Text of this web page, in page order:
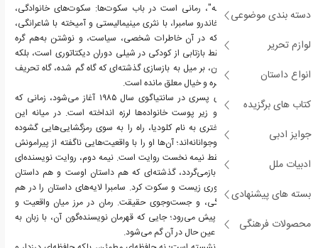
دسته بندی موضوعی
لوازم تحریر
انواع داستان
کتاب های برگزیده
جوایز ادبی
ادبیات ملل
بسته های پیشنهادی
محصولات فرهنگی
"راه های برگشتن به خانه"، رمانی است در باب سکوت‌ها: سکوت‌های خانوادگی،
تاریخی و نویسنده‌وار. الخاندرو سامبرا، با نثری مینیمالیستی و آمیخته با شاعرانگی،
جهانی را تصویر می‌کند که در آن خاطرات شخصی، سیاست، و نوشتن به‌هم گره
خورده‌اند. این رمان نه فقط بازتابی از کودکی در شیلی دوران دیکتاتوری است، بلکه
تأملی است بر خود نوشتن، بر میل به بازسازی گذشته‌ای که گاه گم شده، گاه تحریف
شده، و اغلب در میان خاطره و خیال معلق مانده است.
داستان از خلال چشم‌های پسری در سانتیاگوی سال ۱۹۸۵ آغاز می‌شود، زمانی که
زلزله‌ای زیر پوست شهر و زیر پوست خانواده‌ها لرزه انداخته است. در میانه این
لرزش‌ها، آشنایی او با دختری به نام کلودیا، راه را به سوی رمزگشایی‌هایی گشوده
می‌کند که فراتر از عشق نوجوانانه‌اند؛ آن‌ها او را با واقعیت‌هایی ناگفته از پیرامونش
مواجه می‌کنند. اما این فقط نیمه نخست روایت است. نیمه دوم، روایت نویسنده‌ای
است که به گذشته خود بازمی‌گردد، گذشته‌ای که هم داستان اوست و هم داستان
نسلی که در سایه دیکتاتوری زیست و سکوت کرد. سامبرا لایه‌های داستان را در هم
می‌تابد: کودکی، نویسندگی، و جست‌وجوی حقیقت. رمان در مرز میان واقعیت و
خیال، اعتراف و داستان، پیش می‌رود؛ جایی که قهرمان نویسنده‌گون آن، با زبان به
گذشته نفوذ می‌کند - و در عین حال در آن گم می‌شود.